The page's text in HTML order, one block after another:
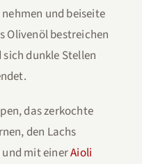
und beiseite
Olivenöl bestreichen
dunkle Stellen
das zerkochte
den Lachs
mit einerAioli